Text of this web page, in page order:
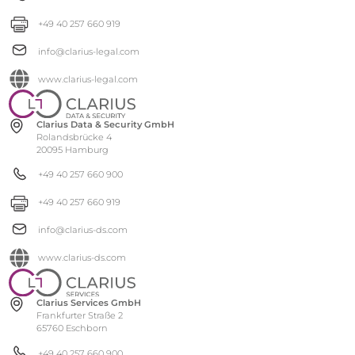
+49 40 257 660 919
info@clarius-legal.com
www.clarius-legal.com
Clarius Data & Security GmbH
Rolandsbrücke 4
20095 Hamburg
+49 40 257 660 900
+49 40 257 660 919
info@clarius-ds.com
www.clarius-ds.com
Clarius Services GmbH
Frankfurter Straße 2
65760 Eschborn